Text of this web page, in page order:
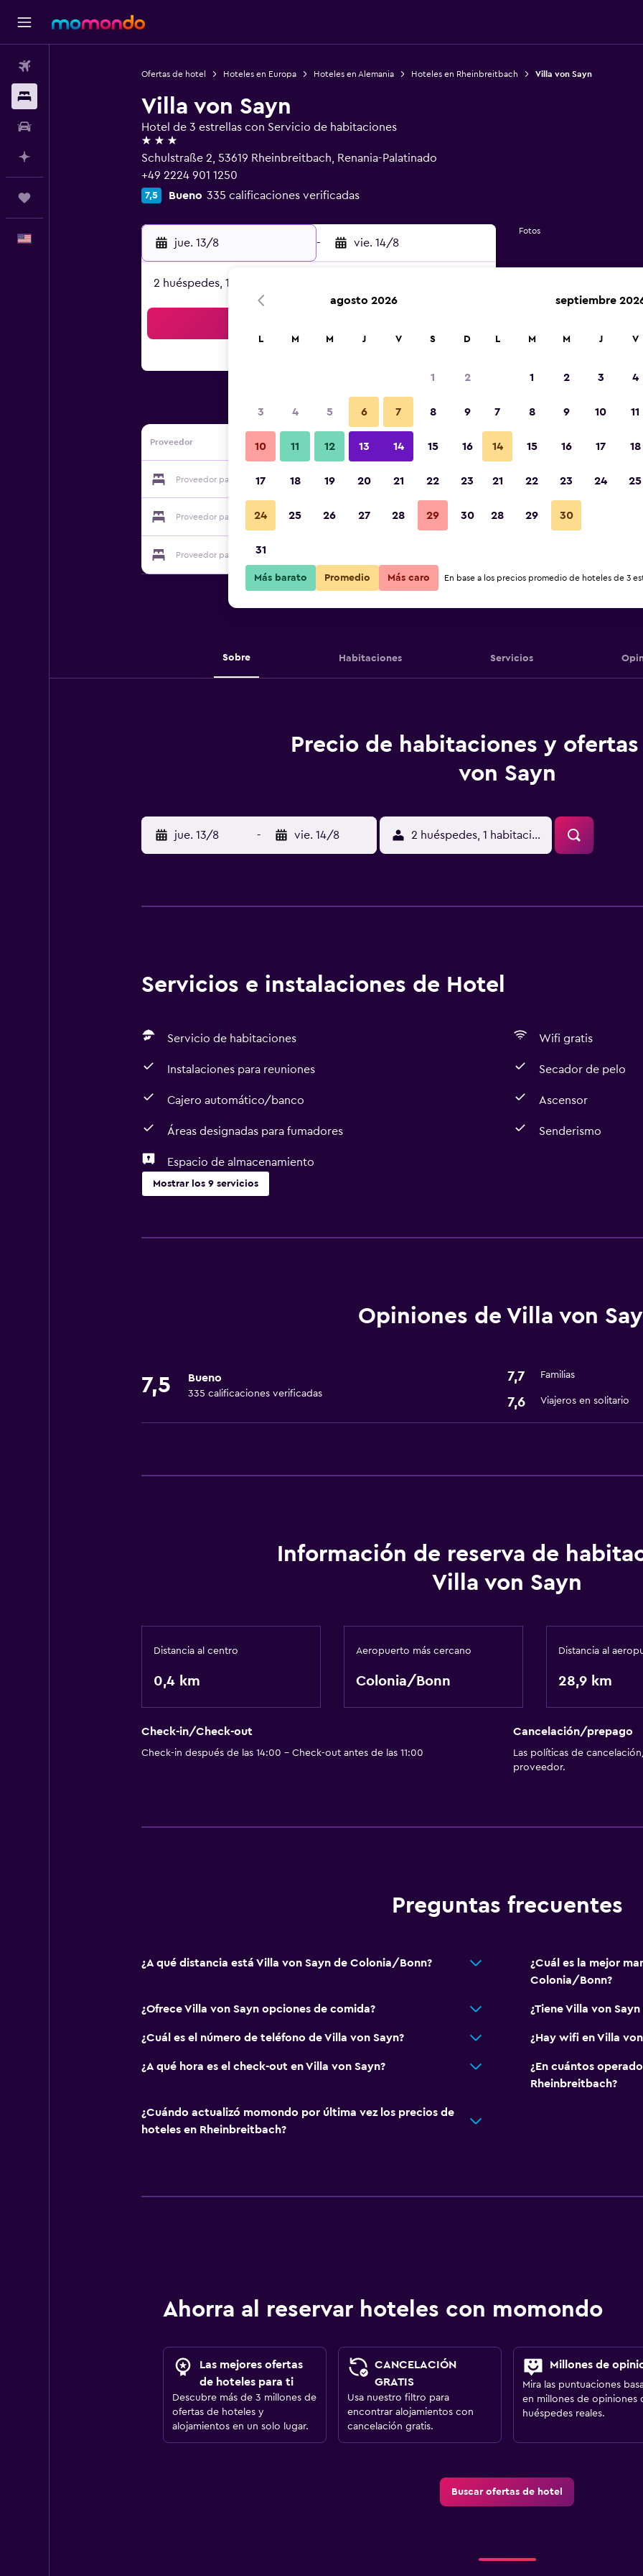
Ofertas de hotel Hoteles en Europa Hoteles en Alemania Hoteles en Rheinbreitbach Villa von Sayn
Villa von Sayn
Hotel de 3 estrellas con Servicio de habitaciones
3 estrellas
Schulstraße 2, 53619 Rheinbreitbach, Renania-Palatinado
+49 2224 901 1250
7,5 Bueno 335 calificaciones verificadas
jue. 13/8 - vie. 14/8
2 huéspedes, 1 habitación
Proveedor
Proveedor para Villa von Sayn Ver precios
Proveedor para Villa von Sayn Ver precios
Proveedor para Villa von Sayn
Fotos
Sobre Habitaciones Servicios
Precio de habitaciones y
von Sayn
jue. 13/8 - vie. 14/8 2 huéspedes, 1 habitación
Servicios e instalaciones de Hotel
Servicio de habitaciones Wifi gratis
Instalaciones para reuniones Secador de pelo
Cajero automático/banco Ascensor
Áreas designadas para fumadores Senderismo
Espacio de almacenamiento
Mostrar los 9 servicios
Cajero automático/banco
Ascensor
Actividades
General
Wifi gratis
Opiniones de Villa von
7,5 Bueno
335 calificaciones verificadas
7,7 Familias
7,6 Viajeros en solitario
Información de reserva de
Villa von Sayn
Distancia al centro
0,4 km
Aeropuerto más cercano
Colonia/Bonn
Distancia al
28,9 km
Check-in/Check-out
Check-in después de las 14:00 - Check-out antes de las 11:00
Cancelación/prepago
Las políticas de
proveedor.
Preguntas frecuentes
¿A qué distancia está Villa von Sayn de Colonia/Bonn?
¿Cuál es la mejor
Colonia/Bonn?
¿Ofrece Villa von Sayn opciones de comida? ¿Tiene Villa von Sayn
¿Cuál es el número de teléfono de Villa von Sayn? ¿Hay wifi en Villa von
¿A qué hora es el check-out en Villa von Sayn?
¿En cuántos
Rheinbreitbach?
¿Cuándo actualizó momondo por última vez los precios de
hoteles en Rheinbreitbach?
Ahorra al reservar hoteles con momondo
Las mejores ofertas
de hoteles para ti
Descubre más de 3 millones de
ofertas de hoteles y
alojamientos en un solo lugar.
CANCELACIÓN
GRATIS
Usa nuestro filtro para
encontrar alojamientos con
cancelación gratis.
Millones de
Mira las puntuaciones
en millones de opiniones
huéspedes reales.
Buscar ofertas de hotel
agosto 2026
L M M J V S D
1 2
3 4 5 6 7 8 9
10 11 12 13 14 15 16
17 18 19 20 21 22 23
24 25 26 27 28 29 30
31
septiembre
L M M J V
1 2 3 4
7 8 9 10 11
14 15 16 17 18
21 22 23 24 25
28 29 30
Más barato Promedio Más caro En base a los precios promedio de hoteles de 3